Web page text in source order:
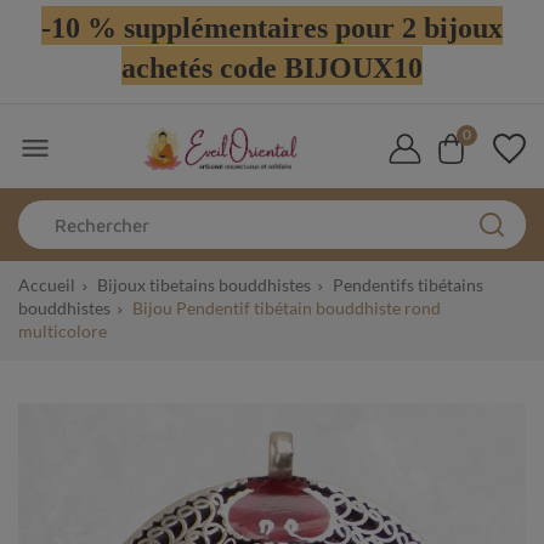
-10 % supplémentaires pour 2 bijoux
achetés code BIJOUX10
 0
Accueil Bijoux tibetains bouddhistes
Pendentifs tibétains
bouddhistes
Bijou Pendentif tibétain bouddhiste rond
multicolore